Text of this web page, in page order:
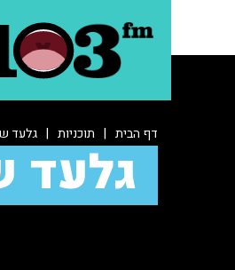
דף הבית | תוכניות | גלעד
גלעד